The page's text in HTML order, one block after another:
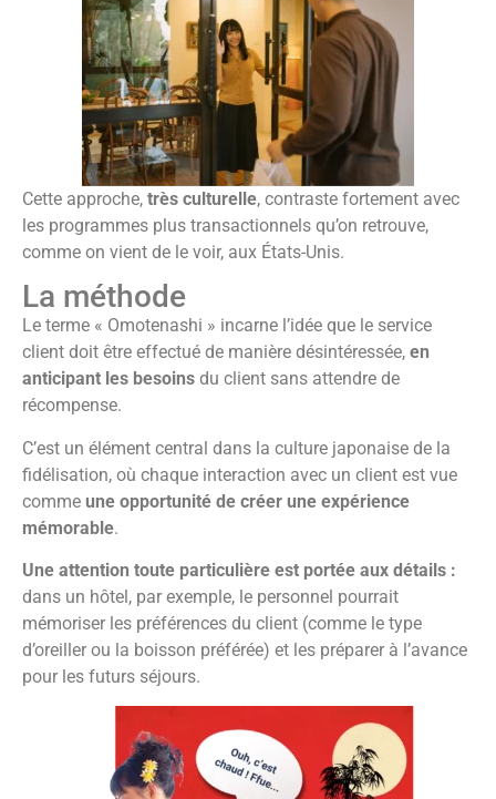
Cette approche, très culturelle, contraste fortement avec
les programmes plus transactionnels qu’on retrouve,
comme on vient de le voir, aux États-Unis.
La méthode
Le terme « Omotenashi » incarne l’idée que le service
client doit être effectué de manière désintéressée, en
anticipant les besoins du client sans attendre de
récompense.
C’est un élément central dans la culture japonaise de la
fidélisation, où chaque interaction avec un client est vue
comme une opportunité de créer une expérience
mémorable.
Une attention toute particulière est portée aux détails :
dans un hôtel, par exemple, le personnel pourrait
mémoriser les préférences du client (comme le type
d’oreiller ou la boisson préférée) et les préparer à l’avance
pour les futurs séjours.